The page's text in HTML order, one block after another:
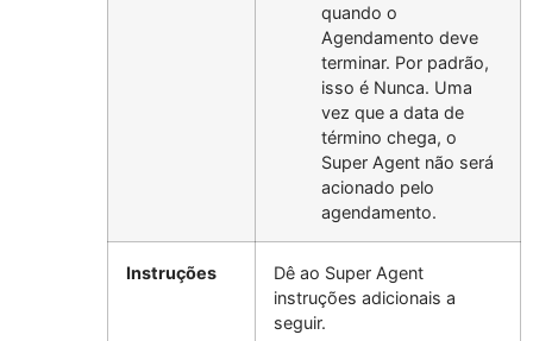
quando o
Agendamento deve
terminar. Por padrão,
isso é Nunca. Uma
vez que a data de
término chega, o
Super Agent não será
acionado pelo
agendamento.
Instruções
Dê ao Super Agent
instruções adicionais a
seguir.